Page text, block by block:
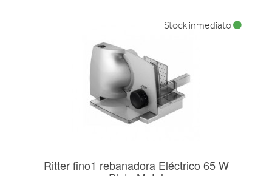
Ritter fino1 rebanadora Eléctrico 65 W
Stock inmediato